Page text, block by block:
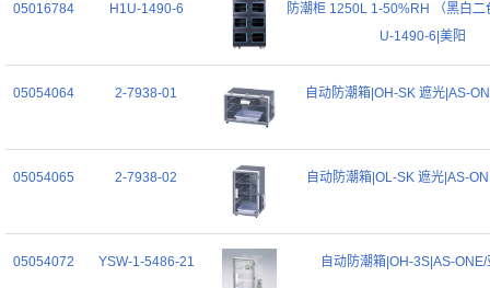
05016784 H1U-1490-6
防潮柜 1250L 1-50%RH （黑白二
U-1490-6|美阳
05054064 2-7938-01 自动防潮箱|OH-SK 遮光|AS-
05054065 2-7938-02 自动防潮箱|OL-SK 遮光|AS-
05054072 YSW-1-5486-21 自动防潮箱|OH-3S|AS-ONE/